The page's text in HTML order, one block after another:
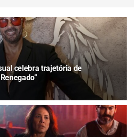
celebra trajetória de